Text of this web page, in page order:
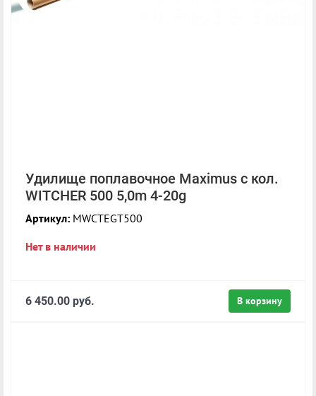
Удилище поплавочное Maximus с кол.
WITCHER 500 5,0m 4-20g
Артикул: MWCTEGT500
Нет в наличии
В корзину
6 450.00 руб.